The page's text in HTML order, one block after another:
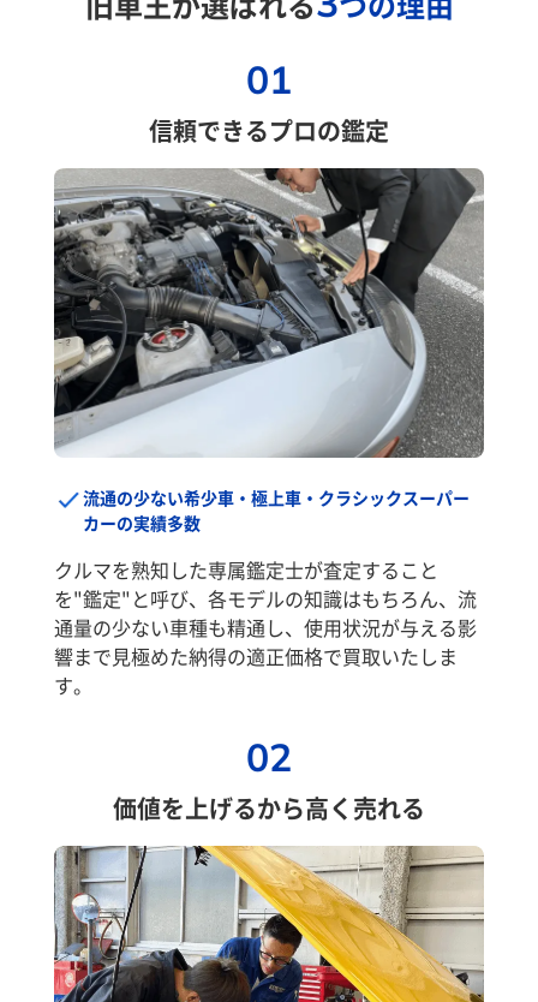
01
信頼できるプロの鑑定
流通の少ない希少車・極上車・クラシックスーパー
カーの実績多数
クルマを熟知した専属鑑定士が査定すること
を"鑑定"と呼び、各モデルの知識はもちろん、流
通量の少ない車種も精通し、使用状況が与える影
響まで見極めた納得の適正価格で買取いたしま
す。
02
価値を上げるから高く売れる